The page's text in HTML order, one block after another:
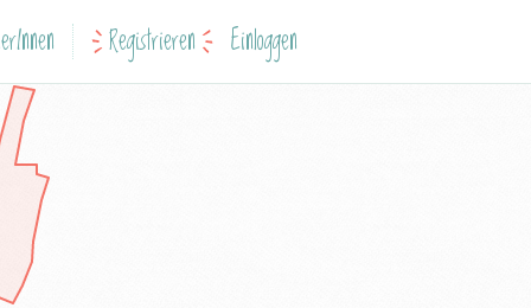
Registrieren Einloggen